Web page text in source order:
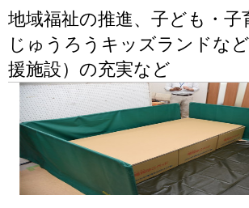
地域福祉の推進、子ども・子
じゅうろうキッズランドな
援施設）の充実など